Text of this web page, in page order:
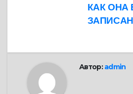
записям
КАК ОНА
Автор:admin